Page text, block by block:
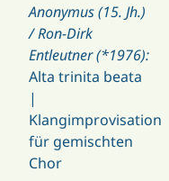
Anonymus (15. Jh.)
/ Ron-Dirk
Entleutner (*1976):
Alta trinita beata
|
Klangimprovisation
für gemischten
Chor